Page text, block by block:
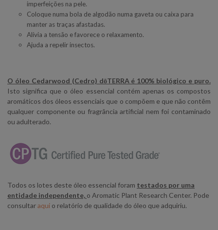
imperfeições na pele.
Coloque numa bola de algodão numa gaveta ou caixa para
manter as traças afastadas.
Alívia a tensão e favorece o relaxamento.
Ajuda a repelir insectos.
O óleo Cedarwood (Cedro) dōTERRA é 100% biológico e puro.
Isto significa que o óleo essencial contém apenas os compostos
aromáticos dos óleos essenciais que o compõem e que não contêm
qualquer componente ou fragrância artificial nem foi contaminado
ou adulterado.
Todos os lotes deste óleo essencial foram testados por uma
entidade independente, o Aromatic Plant Research Center. Pode
consultaraqui o relatório de qualidade do óleo que adquiriu.